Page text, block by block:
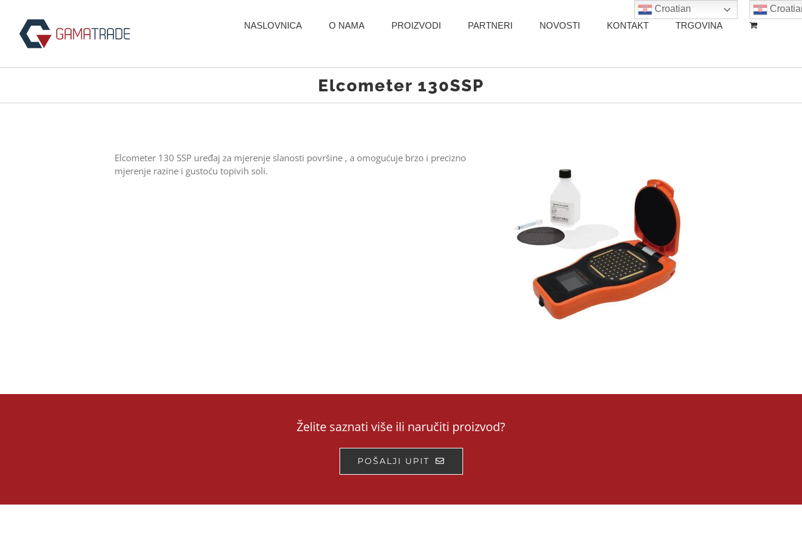
content
NASLOVNICA O NAMA PROIZVODI PARTNERI NOVOSTI KONTAKT TRGOVINA
Elcometer 130SSP
Elcometer 130 SSP uređaj za mjerenje slanosti površine , a omogućuje brzo i precizno
mjerenje razine i gustoću topivih soli.
Želite saznati više ili naručiti proizvod?
POŠALJI UPIT
Croatian